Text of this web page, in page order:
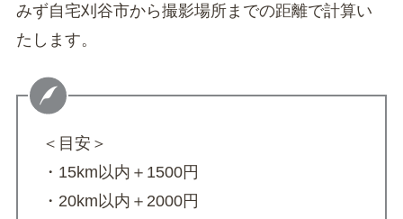
みず自宅刈谷市から撮影場所までの距離で計算い
たします。
＜目安＞
・15km以内＋1500円
・20km以内＋2000円